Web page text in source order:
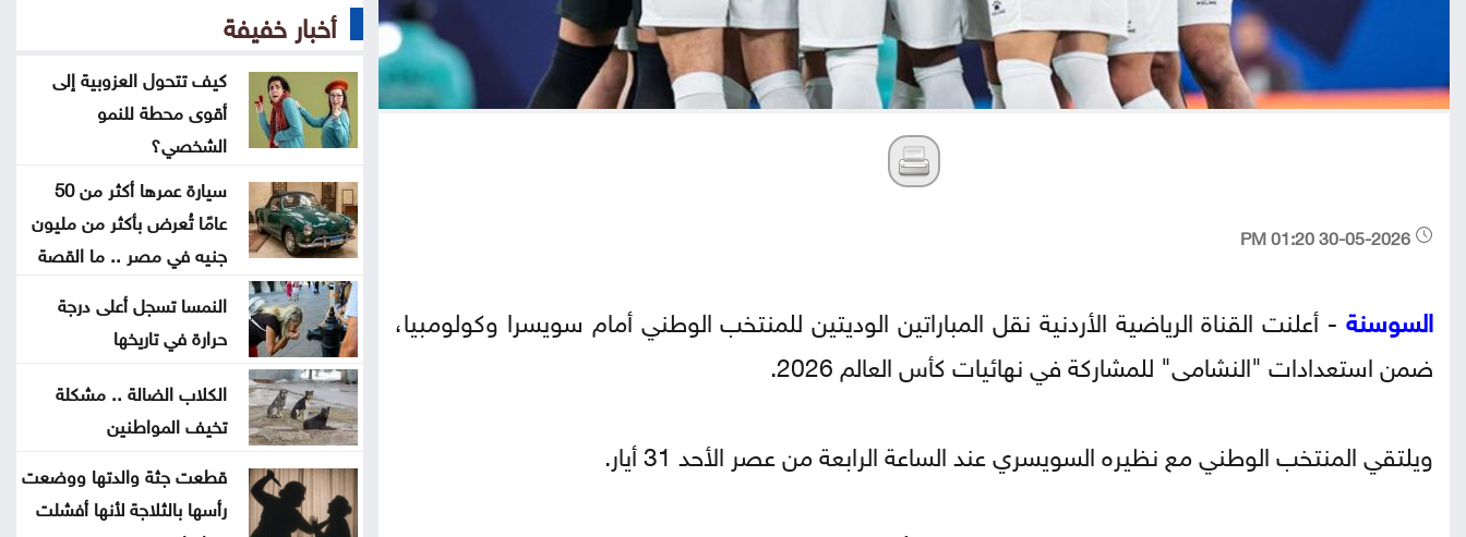
السوسنة - أعلنت القناة الرياضية الأردنية نقل المباراتين الوديتين للمنتخب الوطني أمام سويسرا وكولومبيا،
ضمن استعدادات "النشامى" للمشاركة في نهائيات كأس العالم 2026.
ويلتقي المنتخب الوطني مع نظيره السويسري عند الساعة الرابعة من عصر الأحد 31 أيار.
تعميم بفرض رسوم على مواقف
السيارات بهذا المجمع
إنجازات التنمية الاجتماعية لشهر تموز
.. تقرير
دعوة للأردنيين الراغبين بالاستفادة من
خدمات الضمان الإلكترونية
ضبط بئر مخالفة واعتداءات على المياه
بوادي السير ومعان
افتتاح مركز الخدمات الحكومي في
عجلون
أخبار خفيفة
كيف تتحول العزوبية إلى
أقوى محطة للنمو
الشخصي؟
سيارة عمرها أكثر من 50
عامًا تُعرض بأكثر من مليون
جنيه في مصر .. ما القصة
النمسا تسجل أعلى درجة
حرارة في تاريخها
الكلاب الضالة .. مشكلة
تخيف المواطنين
قطعت جثة والدتها ووضعت
رأسها بالثلاجة لأنها أفشلت